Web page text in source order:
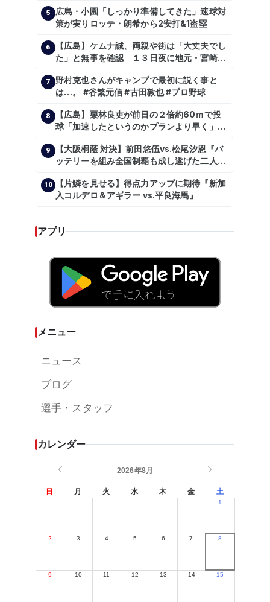
5
広島・小園「しっかり準備してきた」速球対
策が実りロッテ・朗希から2安打&1盗塁
6
【広島】ケムナ誠、両親や街は「大丈夫でし
た」と無事を確認 １３日夜に地元・宮崎県
7
野村克也さんがキャンプで最初に説く事と
は…。 #谷繁元信 #古田敦也 #プロ野球
8
【広島】栗林良吏が前日の２倍約60ｍで投
球「加速したというのかプランより早く」自
9
【大阪桐蔭 対決】前田悠伍vs.松尾汐恩『バ
ッテリーを組み全国制覇も成し遂げた二人
10
【片鱗を見せる】得点力アップに期待『新加
入コルデロ＆アギラー vs.平良海馬』
アプリ
メニュー
ニュース
ブログ
選手・スタッフ
カレンダー
2026年8月
日 月 火 水 木 金 土
1
2 3 4 5 6 7 8
9 10 11 12 13 14 15